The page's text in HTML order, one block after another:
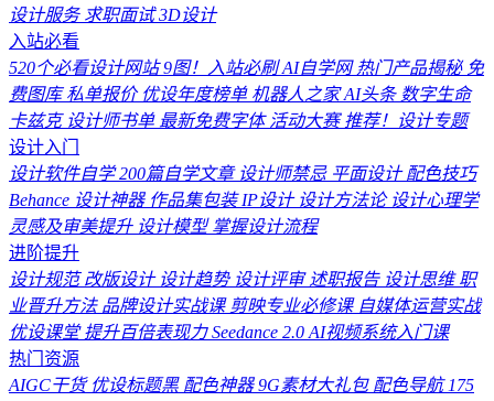
设计服务求职面试3D设计
入站必看
520个必看设计网站9图！入站必刷AI自学网热门产品揭秘免
费图库私单报价优设年度榜单机器人之家AI头条数字生命
卡兹克设计师书单最新免费字体活动大赛推荐！设计专题
设计入门
设计软件自学200篇自学文章设计师禁忌平面设计配色技巧
Behance 设计神器作品集包装IP设计设计方法论设计心理学
灵感及审美提升设计模型掌握设计流程
进阶提升
设计规范改版设计设计趋势设计评审述职报告设计思维职
业晋升方法品牌设计实战课剪映专业必修课自媒体运营实战
优设课堂提升百倍表现力Seedance 2.0 AI视频系统入门课
热门资源
AIGC干货优设标题黑配色神器9G素材大礼包配色导航175